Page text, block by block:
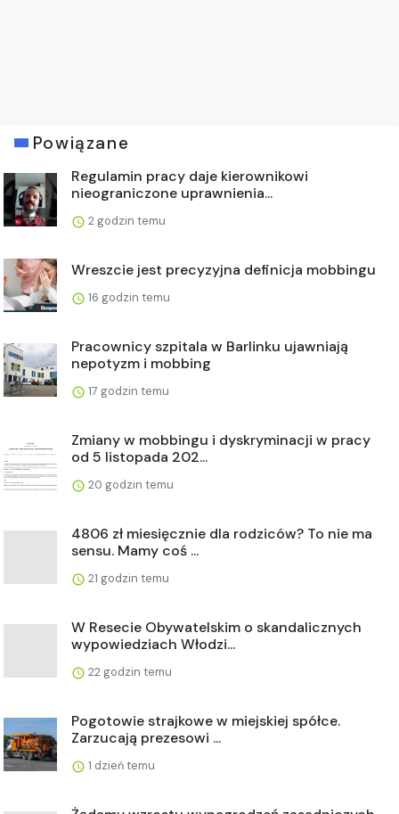
Powiązane
Regulamin pracy daje kierownikowi
nieograniczone uprawnienia...
2 godzin temu
Wreszcie jest precyzyjna definicja mobbingu
16 godzin temu
Pracownicy szpitala w Barlinku ujawniają
nepotyzm i mobbing
17 godzin temu
Zmiany w mobbingu i dyskryminacji w pracy
od 5 listopada 202...
20 godzin temu
4806 zł miesięcznie dla rodziców? To nie ma
sensu. Mamy coś ...
21 godzin temu
W Resecie Obywatelskim o skandalicznych
wypowiedziach Włodzi...
22 godzin temu
Pogotowie strajkowe w miejskiej spółce.
Zarzucają prezesowi ...
1 dzień temu